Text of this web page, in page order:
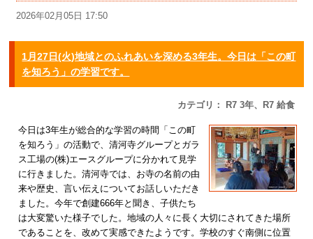
2026年02月05日 17:50
1月27日(火)地域とのふれあいを深める3年生。今日は「この町
を知ろう」の学習です。
カテゴリ： R7 3年、R7 給食
今日は3年生が総合的な学習の時間「この町
を知ろう」の活動で、清河寺グループとガラ
ス工場の(株)エースグループに分かれて見学
に行きました。清河寺では、お寺の名前の由
来や歴史、言い伝えについてお話しいただき
ました。今年で創建666年と聞き、子供たち
は大変驚いた様子でした。地域の人々に長く大切にされてきた場所
であることを、改めて実感できたようです。学校のすぐ南側に位置